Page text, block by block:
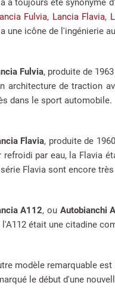
a toujours été synonyme
Fulvia, Lancia Flavia,
une icône de l'ingénierie
Fulvia, produite de
architecture de traction
dans le sport automobile.
Flavia, produite de
refroidi par eau, la Flavia
Flavia sont encore
A112, ou Autobianchi
l'A112 était une citadine
modèle remarquable est
le début d'une